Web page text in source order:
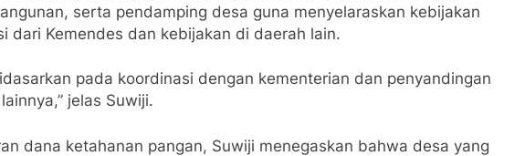
serta pendamping desa guna menyelaraskan kebijakan
dari Kemendes dan kebijakan di daerah lain.
pada koordinasi dengan kementerian dan penyandingan
jelas Suwiji.
dana ketahanan pangan, Suwiji menegaskan bahwa desa yang